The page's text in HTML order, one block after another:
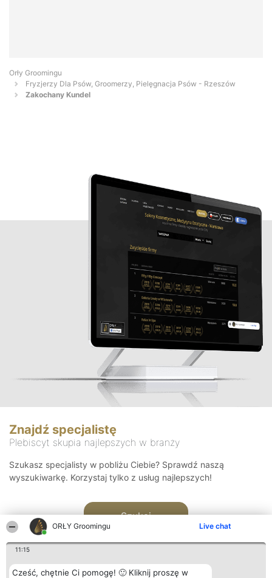
ORŁY Groomingu Live chat
11:15
Cześć, chętnie Ci pomogę! 🙂 Kliknij proszę w
Orły Groomingu
Fryzjerzy Dla Psów, Groomerzy, Pielęgnacja Psów - Rzeszów
Zakochany Kundel
Znajdź specjalistę
Plebiscyt skupia najlepszych w branży
Szukasz specjalisty w pobliżu Ciebie? Sprawdź naszą
wyszukiwarkę. Korzystaj tylko z usług najlepszych!
Szukaj